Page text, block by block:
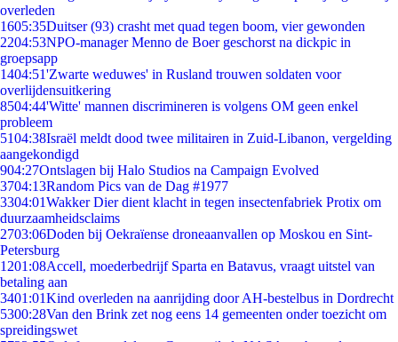
overleden
1605:35Duitser (93) crasht met quad tegen boom, vier gewonden
2204:53NPO-manager Menno de Boer geschorst na dickpic in
groepsapp
1404:51'Zwarte weduwes' in Rusland trouwen soldaten voor
overlijdensuitkering
8504:44'Witte' mannen discrimineren is volgens OM geen enkel
probleem
5104:38Israël meldt dood twee militairen in Zuid-Libanon, vergelding
aangekondigd
904:27Ontslagen bij Halo Studios na Campaign Evolved
3704:13Random Pics van de Dag #1977
3304:01Wakker Dier dient klacht in tegen insectenfabriek Protix om
duurzaamheidsclaims
2703:06Doden bij Oekraïense droneaanvallen op Moskou en Sint-
Petersburg
1201:08Accell, moederbedrijf Sparta en Batavus, vraagt uitstel van
betaling aan
3401:01Kind overleden na aanrijding door AH-bestelbus in Dordrecht
5300:28Van den Brink zet nog eens 14 gemeenten onder toezicht om
spreidingswet